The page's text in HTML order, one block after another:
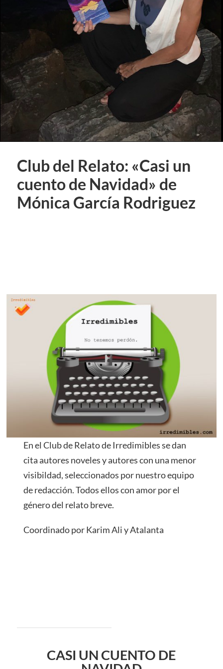
Club del Relato: «Casi un
cuento de Navidad» de
Mónica García Rodriguez
En el Club de Relato de Irredimibles se dan
cita autores noveles y autores con una menor
visibildad, seleccionados por nuestro equipo
de redacción. Todos ellos con amor por el
género del relato breve.
Coordinado por Karim Ali y Atalanta
CASI UN CUENTO DE